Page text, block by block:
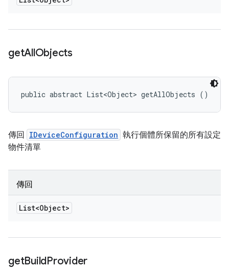
getAllObjects
public abstract List<Object> getAllObjects ()
傳回 IDeviceConfiguration 執行個體所保留的所有設定
物件清單
傳回
List<Object>
getBuildProvider